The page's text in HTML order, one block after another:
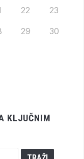
22 23
29 30
KLJUČNIM